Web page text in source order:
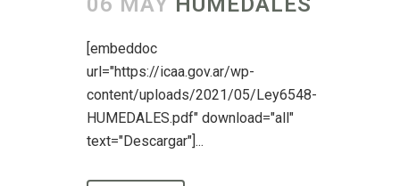
[embeddoc
url="https://icaa.gov.ar/wp-
content/uploads/2021/05/Ley6548-
HUMEDALES.pdf" download="all"
text="Descargar"]...